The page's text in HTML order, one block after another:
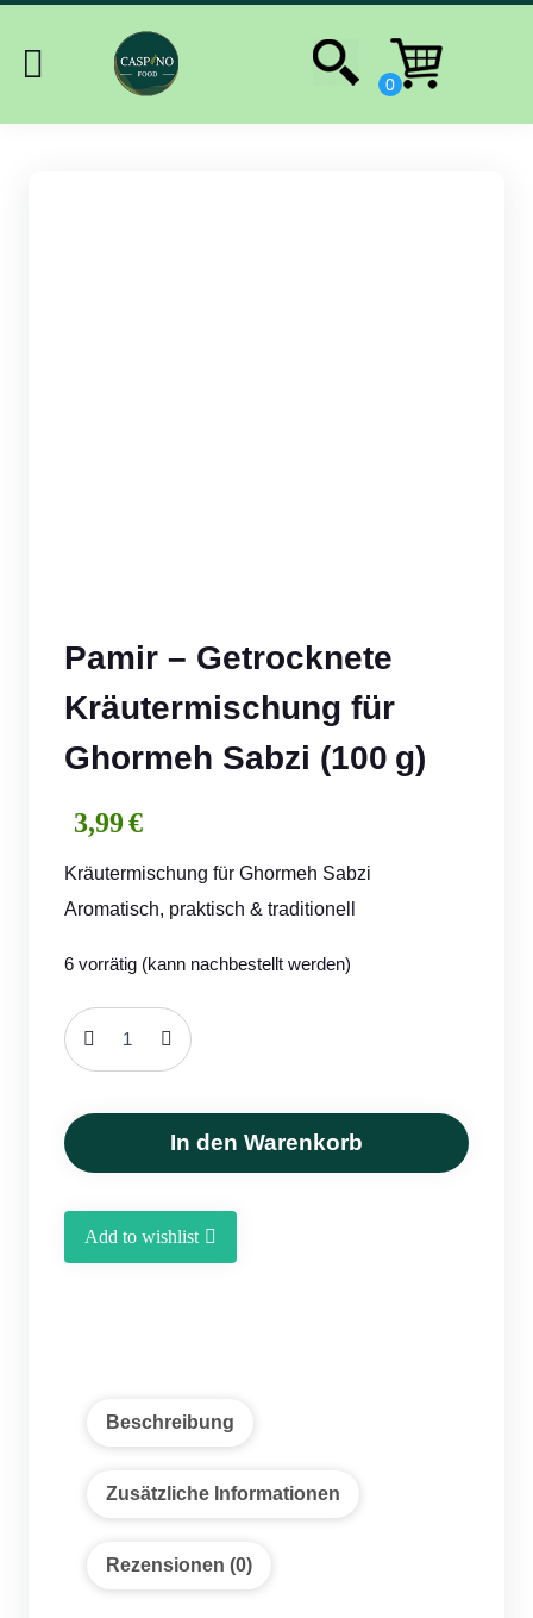
Pamir – Getrocknete
Kräutermischung für
Ghormeh Sabzi (100 g)
€
3,99
Kräutermischung für Ghormeh Sabzi
Aromatisch, praktisch & traditionell
6 vorrätig (kann nachbestellt werden)
Pamir
Kräutermischung
In den Warenkorb
Add to wishlist
Beschreibung
Zusätzliche Informationen
Rezensionen (0)